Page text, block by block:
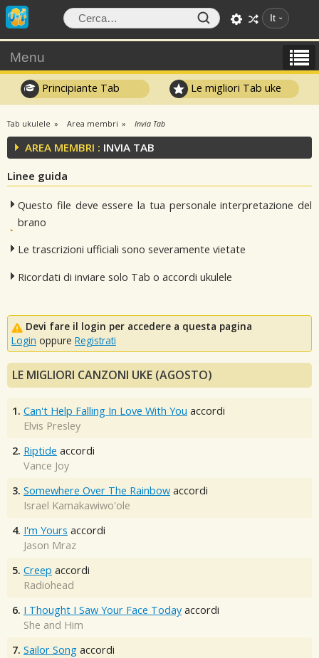
It
Menu
Principiante Tab Le migliori Tab uke
Tab ukulele Area membri Invia Tab
AREA MEMBRI : INVIA TAB
Linee guida
Questo file deve essere la tua personale interpretazione del
brano
Le trascrizioni ufficiali sono severamente vietate
Ricordati di inviare solo Tab o accordi ukulele
Devi fare il login per accedere a questa pagina
Login oppure Registrati
LE MIGLIORI CANZONI UKE (AGOSTO)
1. Can't Help Falling In Love With You accordi
Elvis Presley
2. Riptide accordi
Vance Joy
3. Somewhere Over The Rainbow accordi
Israel Kamakawiwo'ole
4. I'm Yours accordi
Jason Mraz
5. Creep accordi
Radiohead
6. I Thought I Saw Your Face Today accordi
She and Him
7. Sailor Song accordi